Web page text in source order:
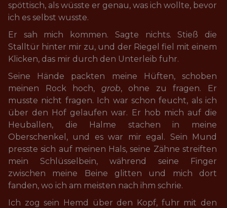
spöttisch, als wüsste er genau, was ich wollte, bevor
ich es selbst wusste.
Er sah mich kommen. Sagte nichts. Stieß die
Stalltür hinter mir zu, und der Riegel fiel mit einem
Klicken, das mir durch den Unterleib fuhr.
Seine Hände packten meine Hüften, schoben
meinen Rock hoch, grob, ohne zu fragen. Er
musste nicht fragen. Ich war schon feucht, als ich
über den Hof gelaufen war. Er hob mich auf die
Heuballen, die Halme stachen in meine
Oberschenkel, und es war mir egal. Sein Mund
presste sich auf meinen Hals, seine Zähne streiften
mein Schlüsselbein, während seine Finger
zwischen meine Beine glitten und mich dort
fanden, wo ich am meisten nach ihm schrie.
Ich zog sein Hemd über den Kopf, fuhr mit den